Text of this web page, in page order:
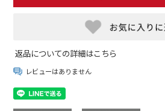
返品についての詳細はこちら
レビューはありません